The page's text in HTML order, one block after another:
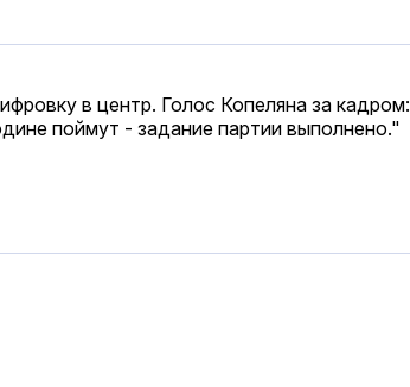
в центр. Голос Копеляна за кадром:
поймут - задание партии выполнено."